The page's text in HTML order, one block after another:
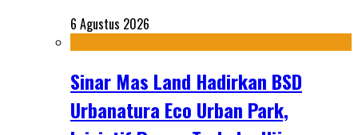
6 Agustus 2026
Sinar Mas Land Hadirkan BSD
Urbanatura Eco Urban Park,